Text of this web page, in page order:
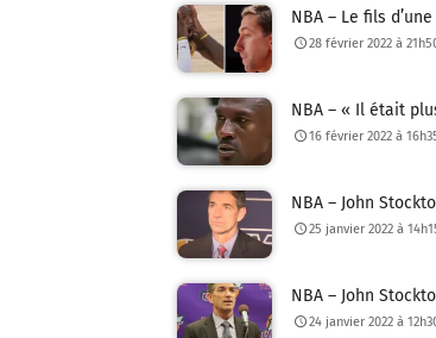
NBA – Le fils
28 février 2022 à
NBA – « Il était
16 février 2022 à
NBA – John
25 janvier 2022 à
NBA – John
24 janvier 2022 à